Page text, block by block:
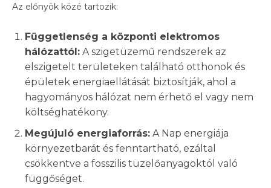
Az előnyök közé tartozik:
Függetlenség a központi elektromos
hálózattól: A szigetüzemű rendszerek az
elszigetelt területeken található otthonok és
épületek energiaellátását biztosítják, ahol a
hagyományos hálózat nem érhető el vagy nem
költséghatékony.
Megújuló energiaforrás: A Nap energiája
környezetbarát és fenntartható, ezáltal
csökkentve a fosszilis tüzelőanyagoktól való
függőséget.